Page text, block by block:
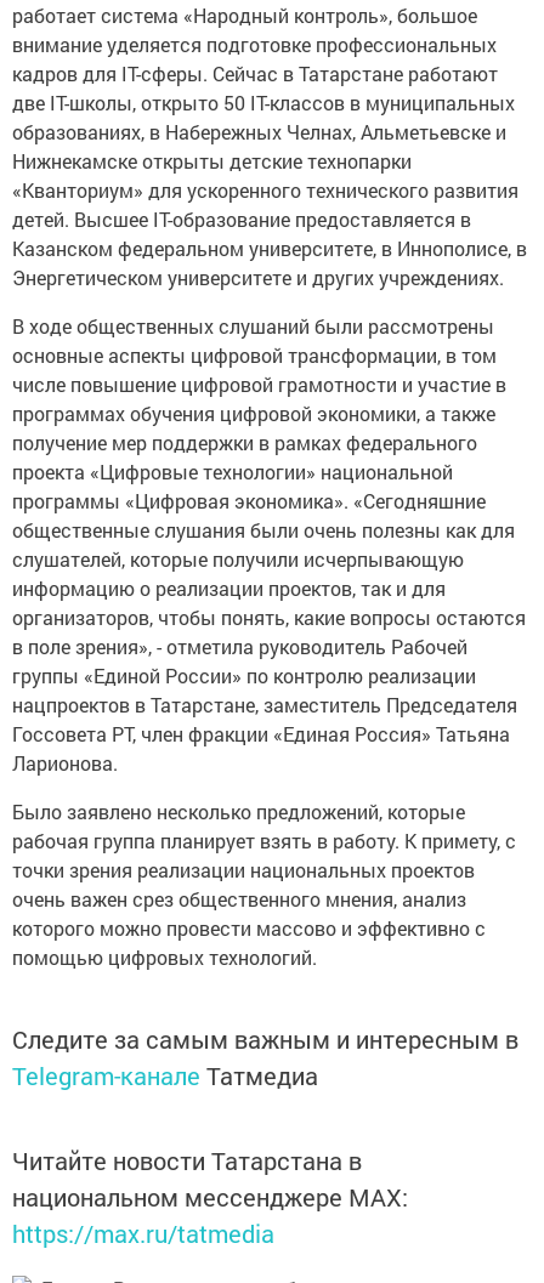
работает система «Народный контроль», большое
внимание уделяется подготовке профессиональных
кадров для IT-сферы. Сейчас в Татарстане работают
две IT-школы, открыто 50 IT-классов в муниципальных
образованиях, в Набережных Челнах, Альметьевске и
Нижнекамске открыты детские технопарки
«Кванториум» для ускоренного технического развития
детей. Высшее IT-образование предоставляется в
Казанском федеральном университете, в Иннополисе, в
Энергетическом университете и других учреждениях.
В ходе общественных слушаний были рассмотрены
основные аспекты цифровой трансформации, в том
числе повышение цифровой грамотности и участие в
программах обучения цифровой экономики, а также
получение мер поддержки в рамках федерального
проекта «Цифровые технологии» национальной
программы «Цифровая экономика». «Сегодняшние
общественные слушания были очень полезны как для
слушателей, которые получили исчерпывающую
информацию о реализации проектов, так и для
организаторов, чтобы понять, какие вопросы остаются
в поле зрения», - отметила руководитель Рабочей
группы «Единой России» по контролю реализации
нацпроектов в Татарстане, заместитель Председателя
Госсовета РТ, член фракции «Единая Россия» Татьяна
Ларионова.
Было заявлено несколько предложений, которые
рабочая группа планирует взять в работу. К примету, с
точки зрения реализации национальных проектов
очень важен срез общественного мнения, анализ
которого можно провести массово и эффективно с
помощью цифровых технологий.
Следите за самым важным и интересным в
Telegram-канале Татмедиа
Читайте новости Татарстана в
национальном мессенджере MАХ:
https://max.ru/tatmedia